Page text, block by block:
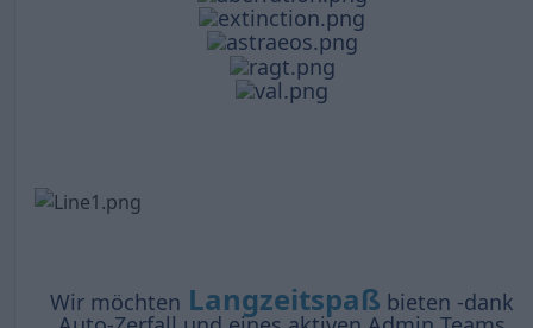
Wir möchten Langzeitspaß bieten -dank